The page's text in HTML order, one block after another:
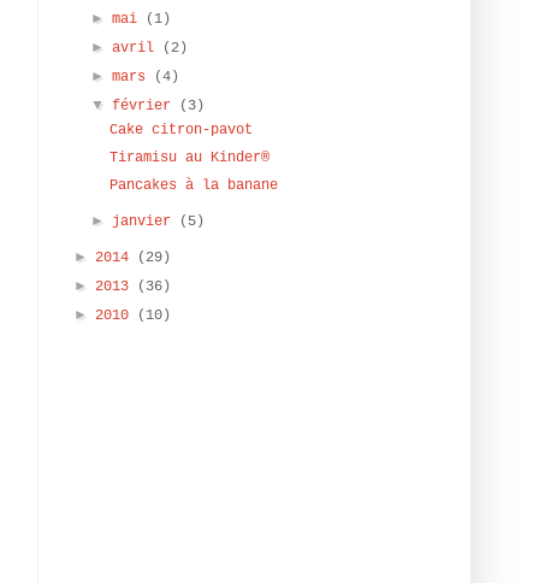
►mai
(1)
►avril
(2)
►mars
(4)
▼février
(3)
Cake citron-pavot
Tiramisu au Kinder®
Pancakes à la banane
► janvier (5)
► 2014
(29)
► 2013
(36)
► 2010 (10)